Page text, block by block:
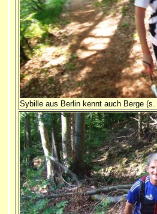
Sybille aus Berlin kennt auch Berge (s.